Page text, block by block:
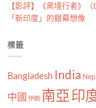
【影評】《黑境行者》
「新印度」的銀幕想像
標籤
Bangladesh India
中國 伊朗 南亞印